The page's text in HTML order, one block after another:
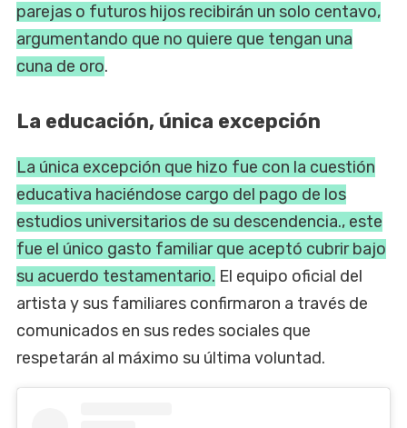
parejas o futuros hijos recibirán un solo centavo,
argumentando que no quiere que tengan una
cuna de oro.
La educación, única excepción
La única excepción que hizo fue con la cuestión
educativa haciéndose cargo del pago de los
estudios universitarios de su descendencia., este
fue el único gasto familiar que aceptó cubrir bajo
su acuerdo testamentario. El equipo oficial del
artista y sus familiares confirmaron a través de
comunicados en sus redes sociales que
respetarán al máximo su última voluntad.